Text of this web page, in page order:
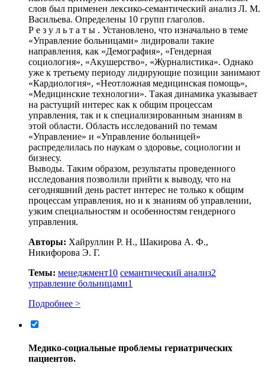
слов был применен лексико-семантический анализ Л. М.
Васильева. Определены 10 групп глаголов.
Р е з у л ь т а т ы . Установлено, что изначально в теме
«Управление больницами» лидировали такие
направления, как «Демография», «Гендерная
социология», «Акушерство», «Журналистика». Однако
уже к третьему периоду лидирующие позиции занимают
«Кардиология», «Неотложная медицинская помощь»,
«Медицинские технологии». Такая динамика указывает
на растущий интерес как к общим процессам
управления, так и к специализированным знаниям в
этой области. Область исследований по темам
«Управление» и «Управление больницей»
распределилась по наукам о здоровье, социологии и
бизнесу.
Выводы. Таким образом, результаты проведенного
исследования позволили прийти к выводу, что на
сегодняшний день растет интерес не только к общим
процессам управления, но и к знаниям об управлении,
узким специальностям и особенностям гендерного
управления.
Авторы: Хайруллин Р. Н., Шакирова А. Ф.,
Никифорова Э. Г.
Темы: менеджмент10 семантический анализ2
управление больницами1
Подробнее >
Медико-социальные проблемы гериатрических
пациентов.